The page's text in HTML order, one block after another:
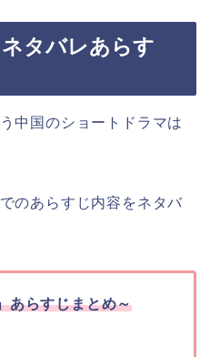
タバレあらす
中国 のショートドラマは
のあらすじ内容をネタバ
あらすじまとめ～